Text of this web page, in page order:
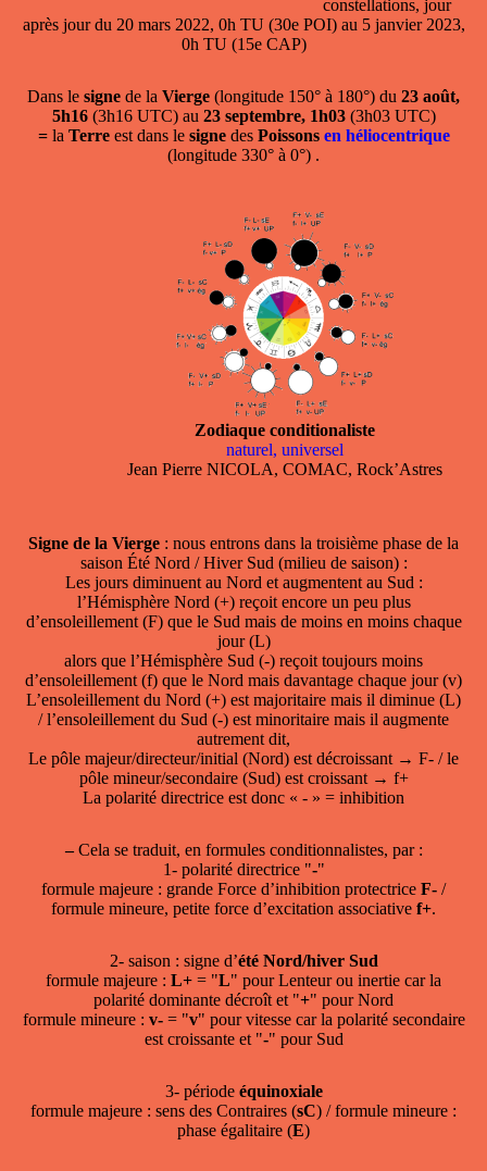
constellations, jour
après jour du 20 mars 2022, 0h TU (30e POI) au 5 janvier 2023,
0h TU (15e CAP)
Dans le signe de la Vierge (longitude 150° à 180°) du 23 août,
5h16(3h16 UTC) au 23 septembre, 1h03(3h03 UTC)
=la Terreest dans le signedes Poissons en héliocentrique
(longitude 330° à 0°) .
Zodiaque conditionaliste
naturel, universel
Jean Pierre NICOLA, COMAC, Rock’Astres
Signe de la Vierge : nous entrons dans la troisième phase de la
saison Été Nord / Hiver Sud (milieu de saison) :
Les jours diminuent au Nord et augmentent au Sud :
l’Hémisphère Nord (+) reçoit encore un peu plus
d’ensoleillement (F) que le Sud mais de moins en moins chaque
jour (L)
alors que l’Hémisphère Sud (-) reçoit toujours moins
d’ensoleillement (f) que le Nord mais davantage chaque jour (v)
L’ensoleillement du Nord (+) est majoritaire mais il diminue (L)
/ l’ensoleillement du Sud (-) est minoritaire mais il augmente
autrement dit,
Le pôle majeur/directeur/initial (Nord) est décroissant → F- / le
pôle mineur/secondaire (Sud) est croissant → f+
La polarité directrice est donc « - » = inhibition
–Cela se traduit, en formules conditionnalistes, par :
1- polarité directrice "-"
formule majeure : grande Force d’inhibition protectrice F- /
formule mineure, petite force d’excitation associative f+.
2- saison : signe d’été Nord/hiver Sud
formule majeure : L+ = "L" pour Lenteur ou inertie car la
polarité dominante décroît et "+" pour Nord
formule mineure : v-= "v" pour vitesse car la polarité secondaire
est croissante et "-" pour Sud
3- période équinoxiale
formule majeure : sens des Contraires (sC) / formule mineure :
phase égalitaire (E)